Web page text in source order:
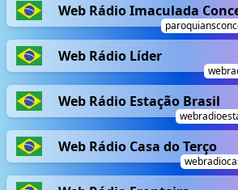
Web Rádio Imaculada
Web Rádio Líder
Web Rádio Estação Brasil
Web Rádio Casa do Terço